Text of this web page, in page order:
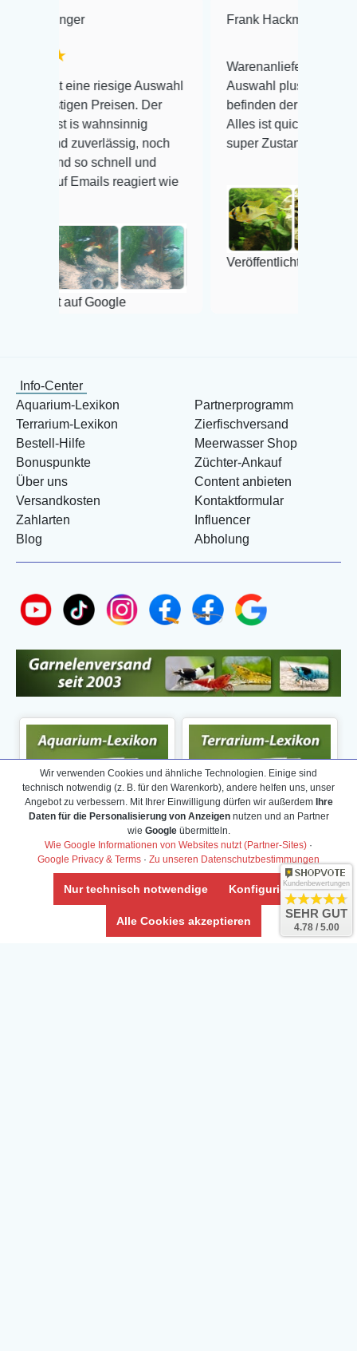
riesige Auswahl
Der
noch
und
reagiert wie
Frank Hackmayer ★★★★
Warenanlieferung Top und die
Auswahl plus gesundheitliches
befinden der Fische einwandfrei.
Alles ist quick lebendig und im
super Zustand. Gerne wieder 😃
Veröffentlicht auf Google
Info-Center
Aquarium-Lexikon
Terrarium-Lexikon
Bestell-Hilfe
Bonuspunkte
Über uns
Versandkosten
Zahlarten
Blog
Partnerprogramm
Zierfischversand
Meerwasser Shop
Züchter-Ankauf
Content anbieten
Kontaktformular
Influencer
Abholung
Wir verwenden Cookies und ähnliche Technologien. Einige sind
technisch notwendig (z. B. für den Warenkorb), andere helfen uns, unser
Angebot zu verbessern. Mit Ihrer Einwilligung dürfen wir außerdem Ihre
Daten für die Personalisierung von Anzeigennutzen und an Partner
wie Googleübermitteln.
Wie Google Informationen von Websites nutzt (Partner-Sites) ·
Google Privacy & Terms · Zu unseren Datenschutzbestimmungen
Nur technisch notwendige Konfigurieren
Alle Cookies akzeptieren
Kundenbewertungen
SEHR GUT
4.78 / 5.00